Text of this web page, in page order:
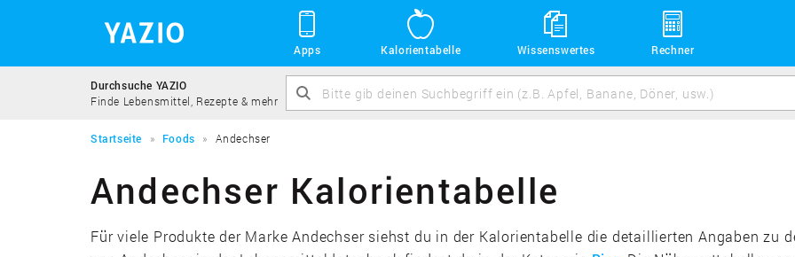
Apps Kalorientabelle Wissenswertes Rechner
Durchsuche YAZIO
Finde Lebensmittel, Rezepte & mehr
Startseite Foods Andechser
Andechser Kalorientabelle
Für viele Produkte der Marke Andechser siehst du in der Kalorientabelle die detaillierten Angaben zu